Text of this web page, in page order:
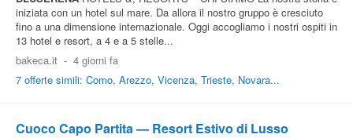
iniziata con un hotel sul mare. Da allora il nostro gruppo è cresciuto
fino a una dimensione internazionale. Oggi accogliamo i nostri ospiti in
13 hotel e resort, a 4 e a 5 stelle...
bakeca.it - 4 giorni fa
7 offerte simili: Como, Arezzo, Vicenza, Trieste, Novara...
Cuoco Capo Partita — Resort Estivo di Lusso